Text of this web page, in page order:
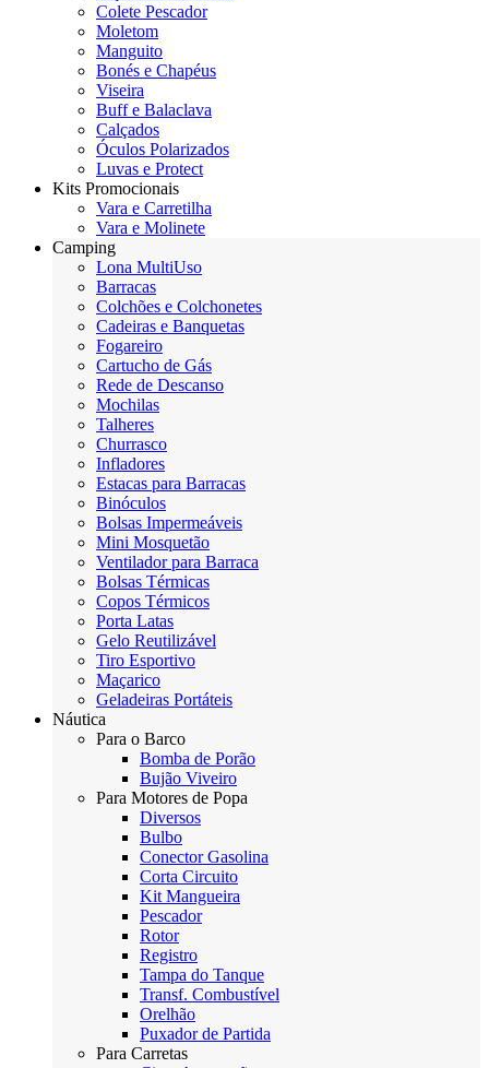
Colete Pescador
Moletom
Manguito
Bonés e Chapéus
Viseira
Buff e Balaclava
Calçados
Óculos Polarizados
Luvas e Protect
Kits Promocionais
Vara e Carretilha
Vara e Molinete
Camping
Lona MultiUso
Barracas
Colchões e Colchonetes
Cadeiras e Banquetas
Fogareiro
Cartucho de Gás
Rede de Descanso
Mochilas
Talheres
Churrasco
Infladores
Estacas para Barracas
Binóculos
Bolsas Impermeáveis
Mini Mosquetão
Ventilador para Barraca
Bolsas Térmicas
Copos Térmicos
Porta Latas
Gelo Reutilizável
Tiro Esportivo
Maçarico
Geladeiras Portáteis
Náutica
Para o Barco
Bomba de Porão
Bujão Viveiro
Para Motores de Popa
Diversos
Bulbo
Conector Gasolina
Corta Circuito
Kit Mangueira
Pescador
Rotor
Registro
Tampa do Tanque
Transf. Combustível
Orelhão
Puxador de Partida
Para Carretas